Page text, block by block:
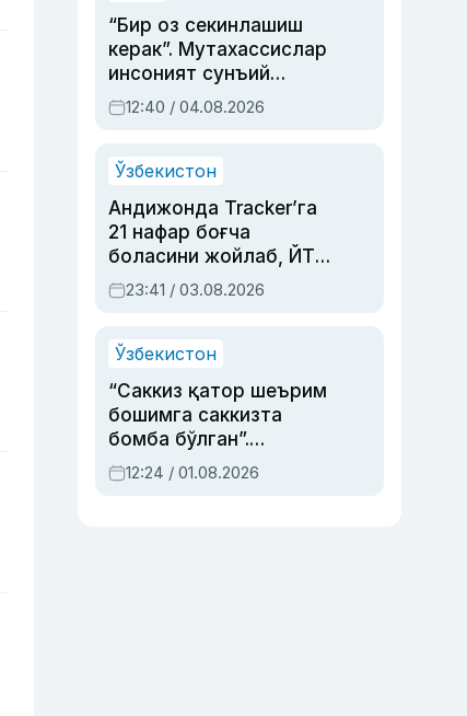
“Бир оз секинлашиш
керак”. Мутахассислар
инсоният сунъий
интеллектни бошқара
олмай қолишидан
12:40 / 04.08.2026
Ўзбекистон
Андижонда Tracker’га
21 нафар боғча
боласини жойлаб, ЙТҲ
содир этган аёлга суд
ҳукми ўқилди
23:41 / 03.08.2026
Ўзбекистон
“Саккиз қатор шеърим
бошимга саккизта
бомба бўлган”.
Абдулла Ориповни
сиёсий айбловлардан
12:24 / 01.08.2026